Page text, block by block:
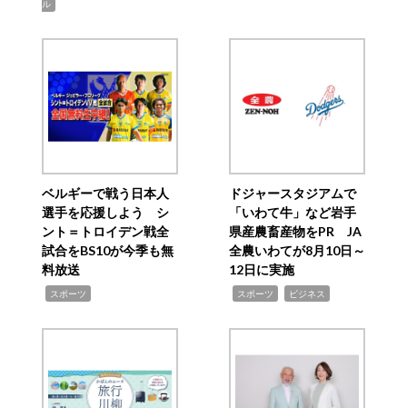
ル
ベルギーで戦う日本人
選手を応援しよう シ
ント＝トロイデン戦全
試合をBS10が今季も無
料放送
スポーツ
ドジャースタジアムで
「いわて牛」など岩手
県産農畜産物をPR JA
全農いわてが8月10日～
12日に実施
スポーツ ビジネス